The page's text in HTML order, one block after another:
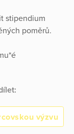
stipendium
poměrů.
výzvu